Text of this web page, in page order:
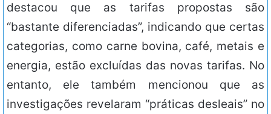
destacou que as tarifas propostas são
“bastante diferenciadas”, indicando que certas
categorias, como carne bovina, café, metais e
energia, estão excluídas das novas tarifas. No
entanto, ele também mencionou que as
investigações revelaram “práticas desleais” no